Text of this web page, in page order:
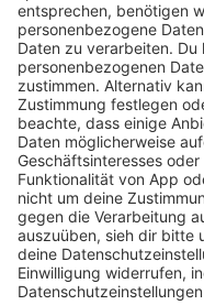
Textformoder durch
Kommunikationsmittel
über die Club-
Hat eine
Bedingungen
vorteilhafte
Kündigungsrecht
Änderung zu.
Rahmen der